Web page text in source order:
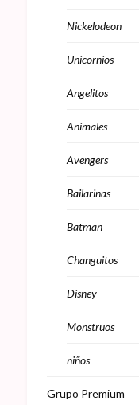
Nickelodeon
Unicornios
Angelitos
Animales
Avengers
Bailarinas
Batman
Changuitos
Disney
Monstruos
niños
Grupo Premium